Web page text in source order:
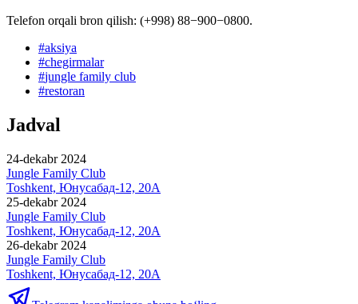
Telefon orqali bron qilish: (+998) 88−900−0800.
#aksiya
#chegirmalar
#jungle family club
#restoran
Jadval
24-dekabr 2024
Jungle Family Club
Toshkent, Юнусабад-12, 20A
25-dekabr 2024
Jungle Family Club
Toshkent, Юнусабад-12, 20A
26-dekabr 2024
Jungle Family Club
Toshkent, Юнусабад-12, 20A